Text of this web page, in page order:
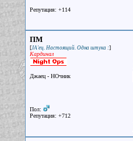
Репутация: +114
ПМ
[JA'ец. Настоящий. Одна штука :]
Кардинал
Джаец - НОчник
Пол:
Репутация: +712